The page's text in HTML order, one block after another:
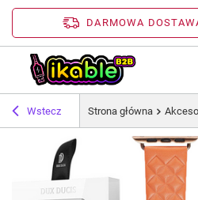
DARMOWA
Wstecz Strona główna